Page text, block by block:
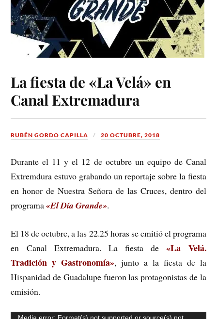
La fiesta de «La Velá» en
Canal Extremadura
RUBÉN GORDO CAPILLA 20 OCTUBRE, 2018
Durante el 11 y el 12 de octubre un equipo de Canal
Extremdura estuvo grabando un reportaje sobre la fiesta
en honor de Nuestra Señora de las Cruces, dentro del
programa«El Día Grande».
El 18 de octubre, a las 22.25 horas se emitió el programa
en Canal Extremadura. La fiesta de«La Velá.
Tradición y Gastronomía», junto a la fiesta de la
Hispanidad de Guadalupe fueron las protagonistas de la
emisión.